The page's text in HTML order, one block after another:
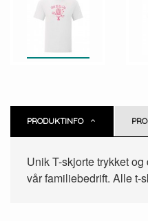
PRODUKTINFO
Unik T-skjorte trykket
vår familiebedrift. Alle t-